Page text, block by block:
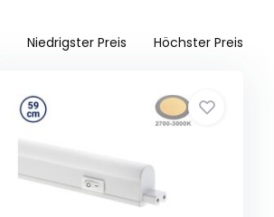
Niedrigster Preis Höchster Preis